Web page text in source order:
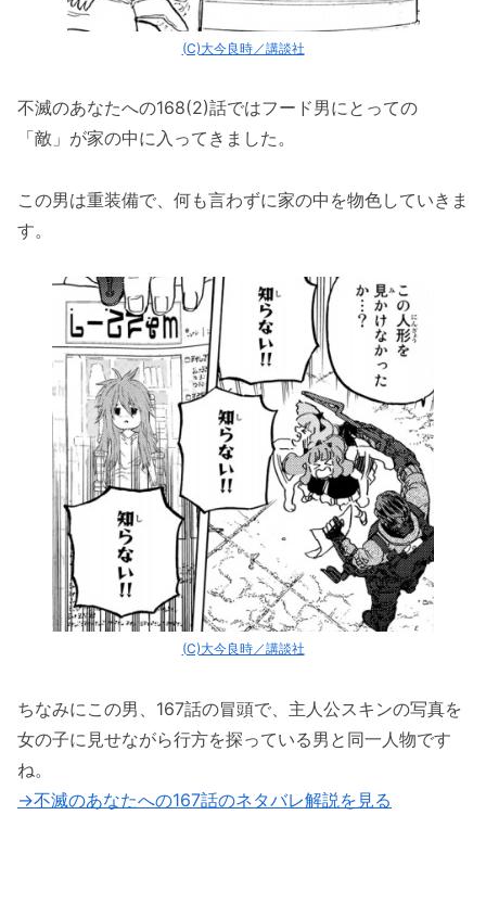
(C)大今良時／講談社
不滅のあなたへの168(2)話ではフード男にとっての
「敵」が家の中に入ってきました。
この男は重装備で、何も言わずに家の中を物色していきま
す。
(C)大今良時／講談社
ちなみにこの男、167話の冒頭で、主人公スキンの写真を
女の子に見せながら行方を探っている男と同一人物です
ね。
→不滅のあなたへの167話のネタバレ解説を見る